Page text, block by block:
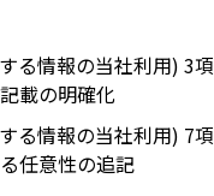
る情報の当社利用) 3項
載の明確化
る情報の当社利用) 7項
任意性の追記